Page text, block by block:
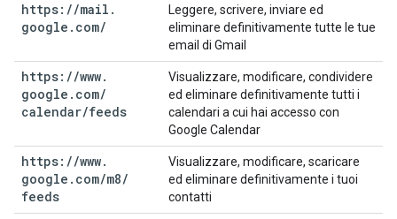
https: //mail .
google . com/
Leggere, scrivere, inviare ed
eliminare definitivamente tutte le tue
email di Gmail
https: //www.
google . com/
calendar/feeds
Visualizzare, modificare, condividere
ed eliminare definitivamente tutti i
calendari a cui hai accesso con
Google Calendar
https: //www.
google . com/m8/
feeds
Visualizzare, modificare, scaricare
ed eliminare definitivamente i tuoi
contatti